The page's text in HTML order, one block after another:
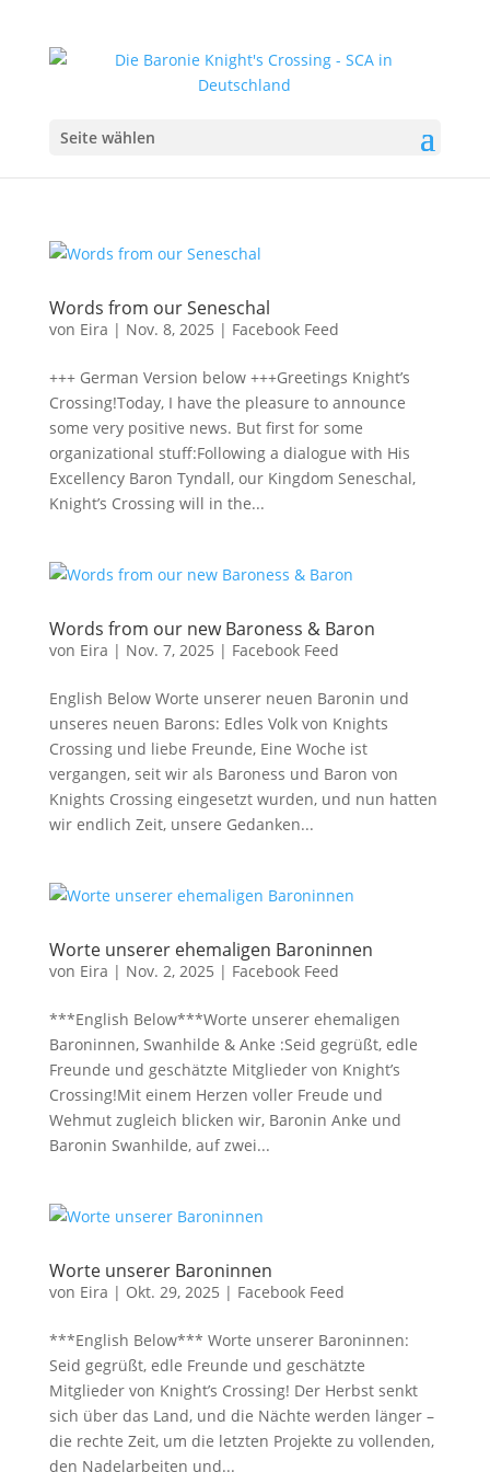
Seite wählen
Words from our Seneschal
von Eira | Nov. 8, 2025 | Facebook Feed
+++ German Version below +++Greetings Knight’s
Crossing!Today, I have the pleasure to announce
some very positive news. But first for some
organizational stuff:Following a dialogue with His
Excellency Baron Tyndall, our Kingdom Seneschal,
Knight’s Crossing will in the...
Words from our new Baroness & Baron
von Eira | Nov. 7, 2025 | Facebook Feed
English Below Worte unserer neuen Baronin und
unseres neuen Barons: Edles Volk von Knights
Crossing und liebe Freunde, Eine Woche ist
vergangen, seit wir als Baroness und Baron von
Knights Crossing eingesetzt wurden, und nun hatten
wir endlich Zeit, unsere Gedanken...
Worte unserer ehemaligen Baroninnen
von Eira | Nov. 2, 2025 | Facebook Feed
***English Below***Worte unserer ehemaligen
Baroninnen, Swanhilde & Anke :Seid gegrüßt, edle
Freunde und geschätzte Mitglieder von Knight’s
Crossing!Mit einem Herzen voller Freude und
Wehmut zugleich blicken wir, Baronin Anke und
Baronin Swanhilde, auf zwei...
Worte unserer Baroninnen
von Eira | Okt. 29, 2025 | Facebook Feed
***English Below*** Worte unserer Baroninnen:
Seid gegrüßt, edle Freunde und geschätzte
Mitglieder von Knight’s Crossing! Der Herbst senkt
sich über das Land, und die Nächte werden länger –
die rechte Zeit, um die letzten Projekte zu vollenden,
den Nadelarbeiten und...